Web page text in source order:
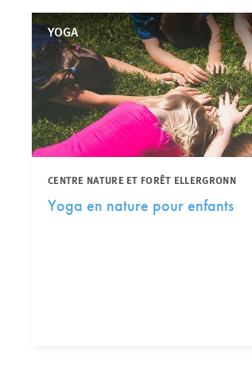
YOGA
CENTRE NATURE ET FORÊT ELLERGRONN
Yoga en nature pour enfants